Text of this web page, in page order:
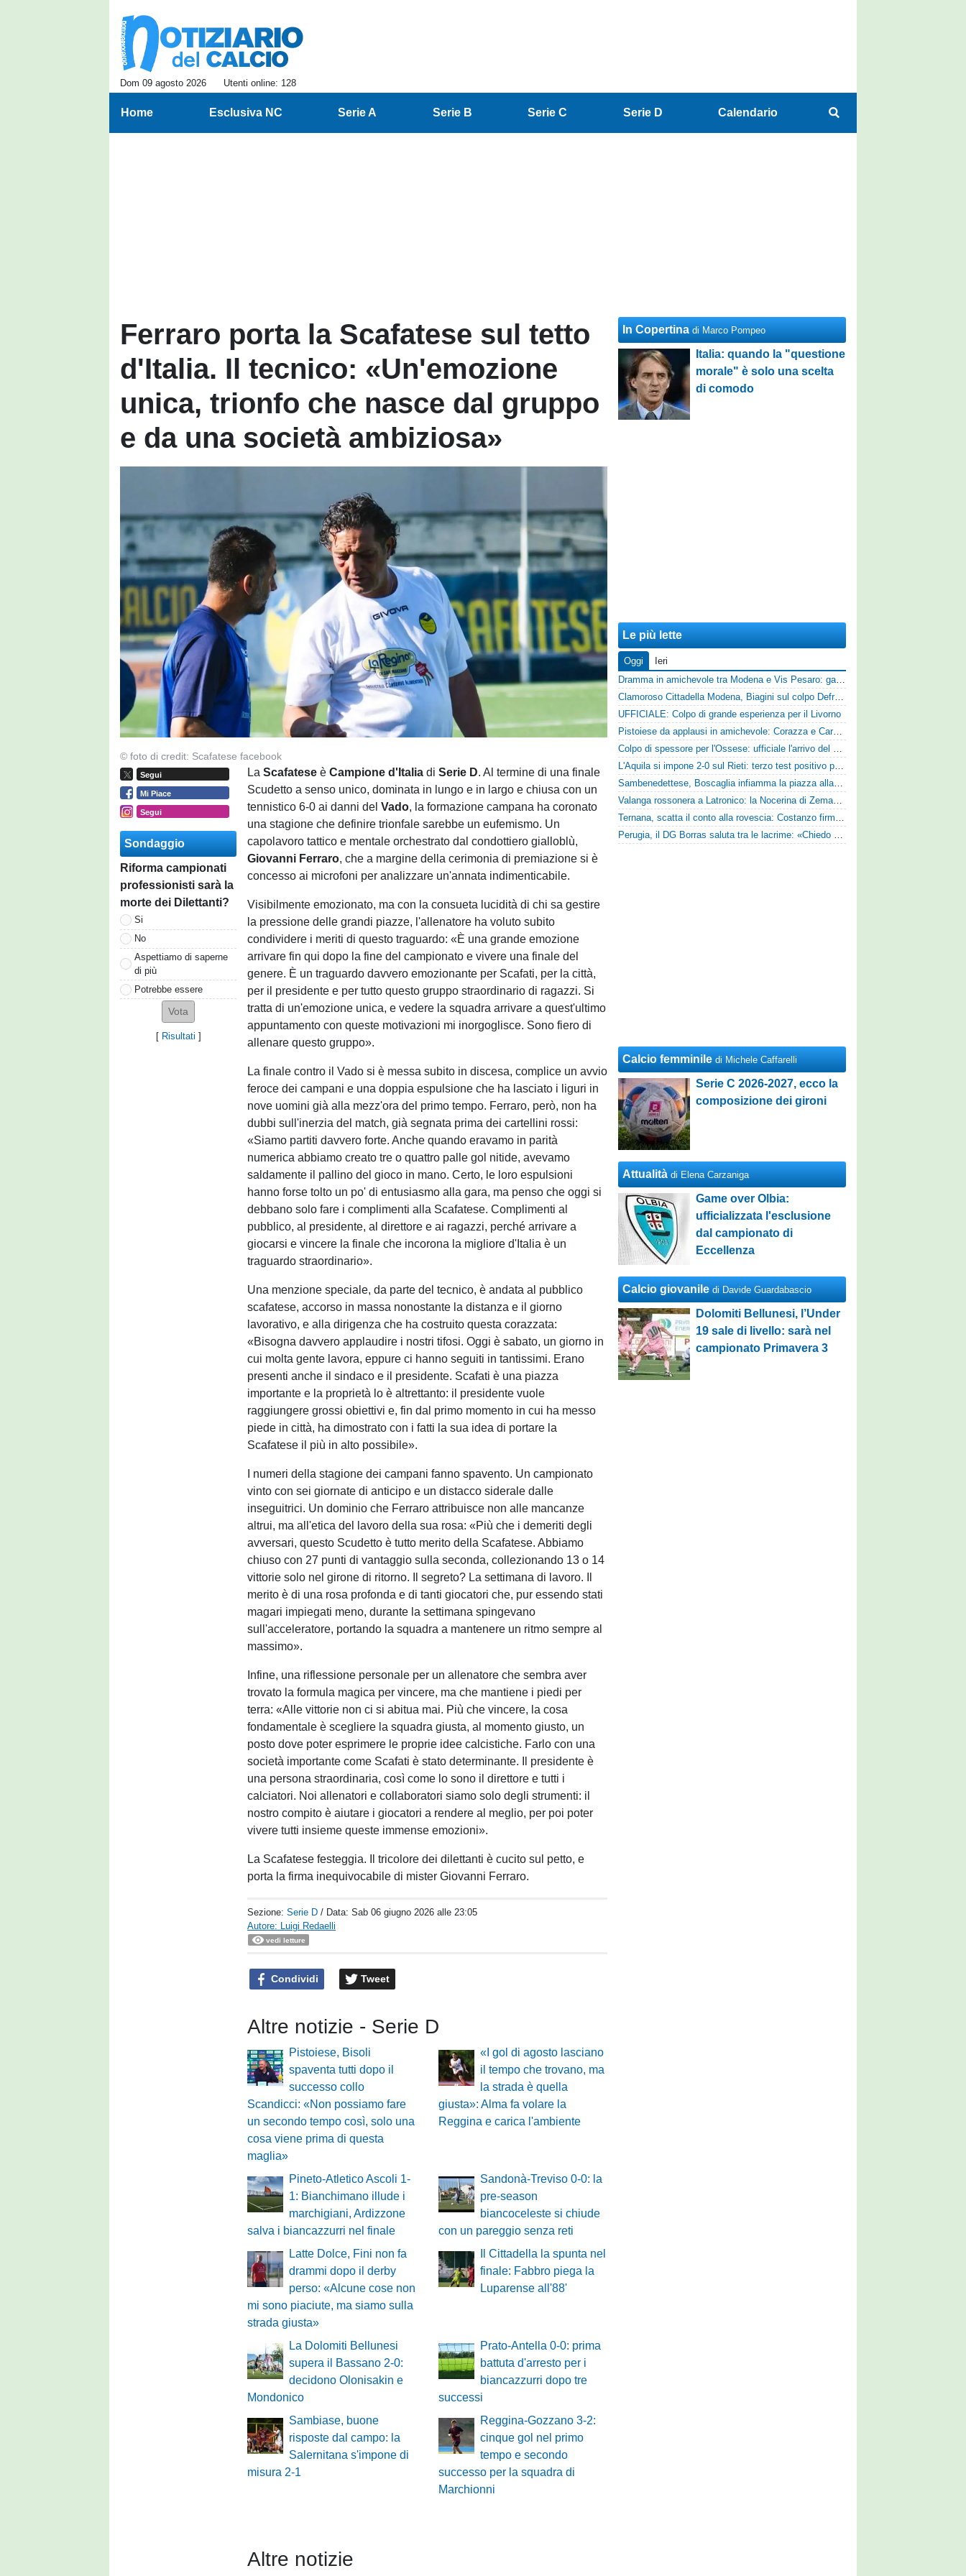
Dom 09 agosto 2026 Utenti online: 128
Home Esclusiva NC Serie A Serie B Serie C Serie D Calendario
Ferraro porta la Scafatese sul tetto
d'Italia. Il tecnico: «Un'emozione
unica, trionfo che nasce dal gruppo
e da una società ambiziosa»
© foto di credit: Scafatese facebook
Segui
Mi Piace
Segui
Sondaggio
Riforma campionati
professionisti sarà la
morte dei Dilettanti?
Si
No
Aspettiamo di saperne
di più
Potrebbe essere
[ Risultati ]
LaScafateseè Campione d'Italia diSerie D. Al termine di una finale
Scudetto a senso unico, dominata in lungo e in largo e chiusa con un
tennistico 6-0 ai danni delVado, la formazione campana ha coronato
una stagione che definire trionfale sarebbe un eufemismo. Un
capolavoro tattico e mentale orchestrato dal condottiero gialloblù,
Giovanni Ferraro, che a margine della cerimonia di premiazione si è
concesso ai microfoni per analizzare un'annata indimenticabile.
Visibilmente emozionato, ma con la consueta lucidità di chi sa gestire
la pressione delle grandi piazze, l'allenatore ha voluto subito
condividere i meriti di questo traguardo: «È una grande emozione
arrivare fin qui dopo la fine del campionato e vivere una finale del
genere. È un traguardo davvero emozionante per Scafati, per la città,
per il presidente e per tutto questo gruppo straordinario di ragazzi. Si
tratta di un'emozione unica, e vedere la squadra arrivare a quest'ultimo
appuntamento con queste motivazioni mi inorgoglisce. Sono fiero di
allenare questo gruppo».
La finale contro il Vado si è messa subito in discesa, complice un avvio
feroce dei campani e una doppia espulsione che ha lasciato i liguri in
nove uomini già alla mezz'ora del primo tempo. Ferraro, però, non ha
dubbi sull'inerzia del match, già segnata prima dei cartellini rossi:
«Siamo partiti davvero forte. Anche quando eravamo in parità
numerica abbiamo creato tre o quattro palle gol nitide, avevamo
saldamente il pallino del gioco in mano. Certo, le loro espulsioni
hanno forse tolto un po' di entusiasmo alla gara, ma penso che oggi si
debbano solo fare i complimenti alla Scafatese. Complimenti al
pubblico, al presidente, al direttore e ai ragazzi, perché arrivare a
giocarsi e vincere la finale che incorona la migliore d'Italia è un
traguardo straordinario».
Una menzione speciale, da parte del tecnico, è andata al pubblico
scafatese, accorso in massa nonostante la distanza e il giorno
lavorativo, e alla dirigenza che ha costruito questa corazzata:
«Bisogna davvero applaudire i nostri tifosi. Oggi è sabato, un giorno in
cui molta gente lavora, eppure ci hanno seguiti in tantissimi. Erano
presenti anche il sindaco e il presidente. Scafati è una piazza
importante e la proprietà lo è altrettanto: il presidente vuole
raggiungere grossi obiettivi e, fin dal primo momento in cui ha messo
piede in città, ha dimostrato con i fatti la sua idea di portare la
Scafatese il più in alto possibile».
I numeri della stagione dei campani fanno spavento. Un campionato
vinto con sei giornate di anticipo e un distacco siderale dalle
inseguitrici. Un dominio che Ferraro attribuisce non alle mancanze
altrui, ma all'etica del lavoro della sua rosa: «Più che i demeriti degli
avversari, questo Scudetto è tutto merito della Scafatese. Abbiamo
chiuso con 27 punti di vantaggio sulla seconda, collezionando 13 o 14
vittorie solo nel girone di ritorno. Il segreto? La settimana di lavoro. Il
merito è di una rosa profonda e di tanti giocatori che, pur essendo stati
magari impiegati meno, durante la settimana spingevano
sull'acceleratore, portando la squadra a mantenere un ritmo sempre al
massimo».
Infine, una riflessione personale per un allenatore che sembra aver
trovato la formula magica per vincere, ma che mantiene i piedi per
terra: «Alle vittorie non ci si abitua mai. Più che vincere, la cosa
fondamentale è scegliere la squadra giusta, al momento giusto, un
posto dove poter esprimere le proprie idee calcistiche. Farlo con una
società importante come Scafati è stato determinante. Il presidente è
una persona straordinaria, così come lo sono il direttore e tutti i
calciatori. Noi allenatori e collaboratori siamo solo degli strumenti: il
nostro compito è aiutare i giocatori a rendere al meglio, per poi poter
vivere tutti insieme queste immense emozioni».
La Scafatese festeggia. Il tricolore dei dilettanti è cucito sul petto, e
porta la firma inequivocabile di mister Giovanni Ferraro.
Sezione:Serie D / Data:Sab 06 giugno 2026 alle 23:05
Autore: Luigi Redaelli
vedi letture
Condividi Tweet
Altre notizie - Serie D
Pistoiese, Bisoli
spaventa tutti dopo il
successo collo
Scandicci: «Non possiamo fare
un secondo tempo così, solo una
cosa viene prima di questa
maglia»
«I gol di agosto lasciano
il tempo che trovano, ma
la strada è quella
giusta»: Alma fa volare la
Reggina e carica l'ambiente
Pineto-Atletico Ascoli 1-
1: Bianchimano illude i
marchigiani, Ardizzone
salva i biancazzurri nel finale
Sandonà-Treviso 0-0: la
pre-season
biancoceleste si chiude
con un pareggio senza reti
Latte Dolce, Fini non fa
drammi dopo il derby
perso: «Alcune cose non
mi sono piaciute, ma siamo sulla
strada giusta»
Il Cittadella la spunta nel
finale: Fabbro piega la
Luparense all'88'
La Dolomiti Bellunesi
supera il Bassano 2-0:
decidono Olonisakin e
Mondonico
Prato-Antella 0-0: prima
battuta d'arresto per i
biancazzurri dopo tre
successi
Sambiase, buone
risposte dal campo: la
Salernitana s'impone di
misura 2-1
Reggina-Gozzano 3-2:
cinque gol nel primo
tempo e secondo
successo per la squadra di
Marchionni
Altre notizie
In Copertina di Marco Pompeo
Italia: quando la "questione
morale" è solo una scelta
di comodo
Le più lette
Oggi
Ieri
Dramma in amichevole tra Modena e Vis Pesaro: gara sospesa per il grave infortunio di Sersanti
Clamoroso Cittadella Modena, Biagini sul colpo Defrel: «Per noi rappresenta un sogno, a volte si realizzano»
UFFICIALE: Colpo di grande esperienza per il Livorno
Pistoiese da applausi in amichevole: Corazza e Cardelli piegano lo Scandicci per 1-0
Colpo di spessore per l'Ossese: ufficiale l'arrivo del difensore Riccardo Idda
L'Aquila si impone 2-0 sul Rieti: terzo test positivo per la squadra di Andreucci
Sambenedettese, Boscaglia infiamma la piazza alla presentazione: «Senza di voi non saremmo nulla, vi promettiamo lavoro e maglia sudata»
Valanga rossonera a Latronico: la Nocerina di Zeman ne fa 9 all'Atletico Agromonte
Ternana, scatta il conto alla rovescia: Costanzo firma, Hraiech vicino e nel pomeriggio c'è l'amichevole
Perugia, il DG Borras saluta tra le lacrime: «Chiedo scusa a tifosi e famiglia, Faroni ha perso tantissimi soldi»
Calcio femminile di Michele Caffarelli
Serie C 2026-2027, ecco la
composizione dei gironi
Attualità di Elena Carzaniga
Game over Olbia:
ufficializzata l'esclusione
dal campionato di
Eccellenza
Calcio giovanile di Davide Guardabascio
Dolomiti Bellunesi, l’Under
19 sale di livello: sarà nel
campionato Primavera 3